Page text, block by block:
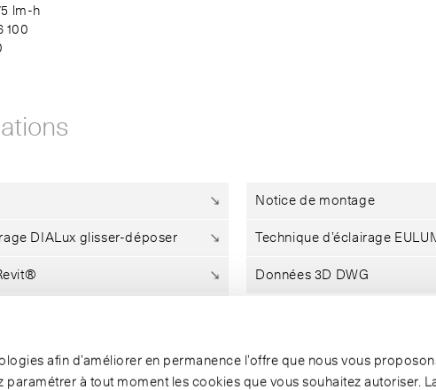
afin d’améliorer en permanence l’offre que nous vous
paramétrer à tout moment les cookies que vous souhaitez autoriser.
lm-h
100
DIALux glisser-déposer
Notice de montage
Technique d’éclairage
Données 3D DWG